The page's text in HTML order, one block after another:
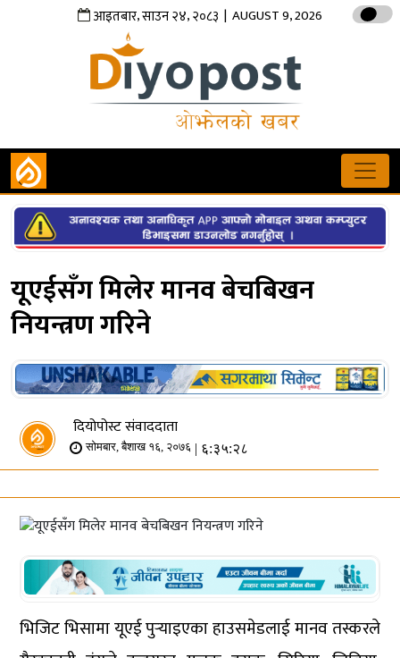
आइतबार,साउन२४,२०८३ | AUGUST 9, 2026
यूएईसँग मिलेर मानव बेचबिखन
नियन्त्रण गरिने
दियोपोस्ट संवाददाता
सोमबार, बैशाख १६, २०७६ | ६:३५:२८
भिजिट भिसामा यूएई पुर्‍याइएका हाउसमेडलाई मानव तस्करले